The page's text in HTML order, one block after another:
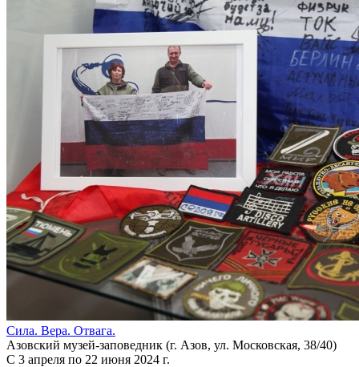
Сила. Вера. Отвага.
Азовский музей-заповедник (г. Азов, ул. Московская, 38/40)
С 3 апреля по 22 июня 2024 г.